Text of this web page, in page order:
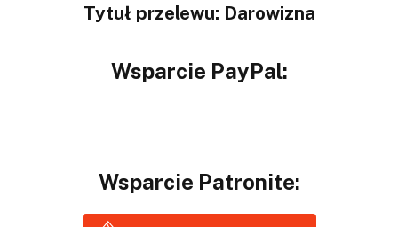
Tytuł przelewu: Darowizna
Wsparcie PayPal:
Wsparcie Patronite: